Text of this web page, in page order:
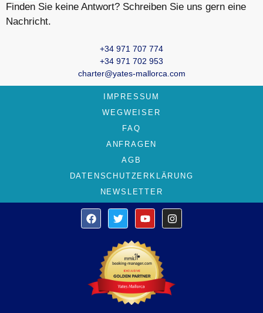
Finden Sie keine Antwort? Schreiben Sie uns gern eine
Nachricht.
+34 971 707 774
+34 971 702 953
charter@yates-mallorca.com
IMPRESSUM
WEGWEISER
FAQ
ANFRAGEN
AGB
DATENSCHUTZERKLÄRUNG
NEWSLETTER